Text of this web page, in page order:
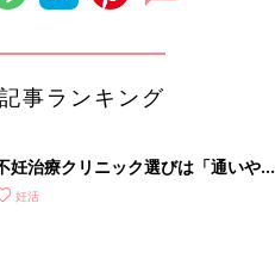
事ランキング
妊治療クリニック選びは「通いやす
」が大切！選び方、重要3カ条っ
妊活